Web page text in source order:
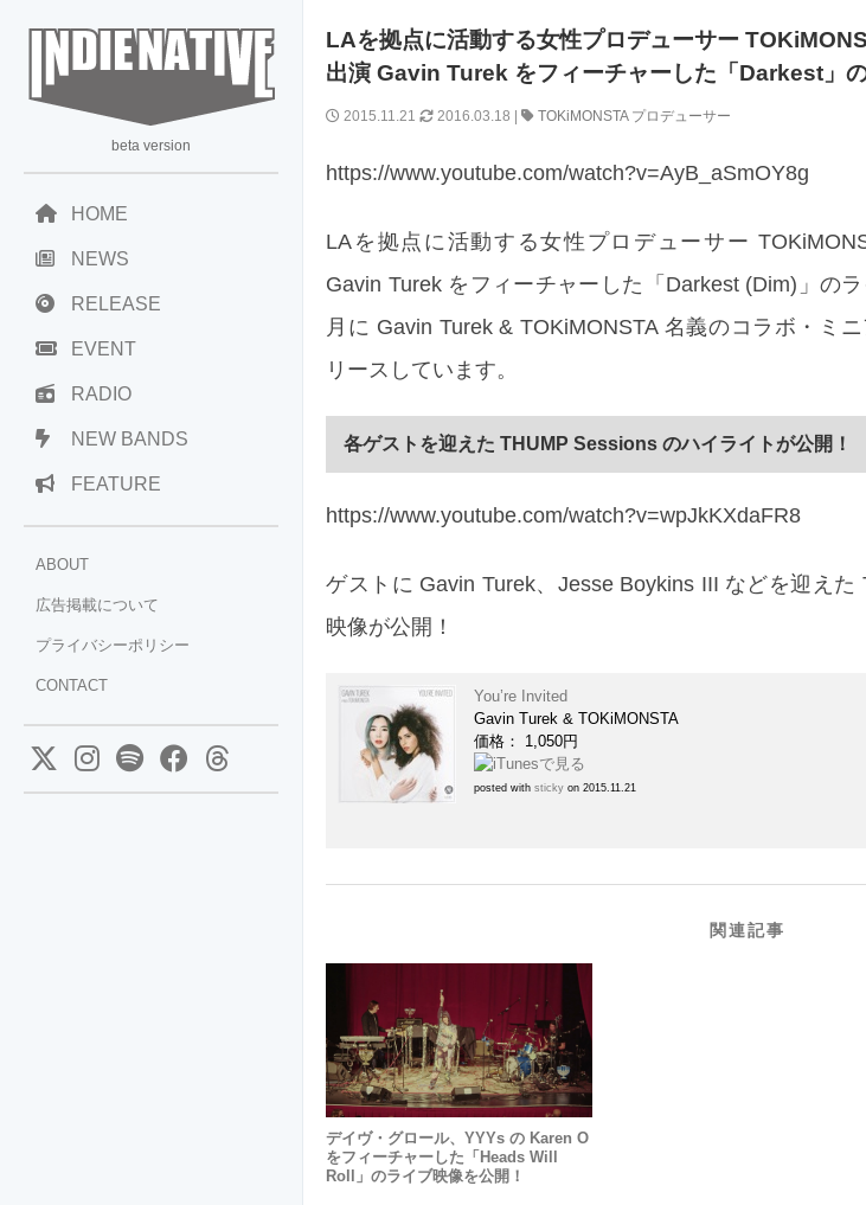
beta version
HOME
NEWS
RELEASE
EVENT
RADIO
NEW BANDS
FEATURE
ABOUT
広告掲載について
プライバシーポリシー
CONTACT
LAを拠点に活動する女性プロデューサー
出演 Gavin Turek をフィーチャーした「Darkest」
2015.11.21 2016.03.18 | TOKiMONSTA プロデューサー
https://www.youtube.com/watch?v=AyB_aSmOY8g
LAを拠点に活動する女性プロデューサー
Gavin Turek をフィーチャーした「Darkest (Dim)」の
月に Gavin Turek & TOKiMONSTA 名義のコラボ・ミ
リースしています。
各ゲストを迎えた THUMP Sessions のハイライトが公開！
https://www.youtube.com/watch?v=wpJkKXdaFR8
ゲストに Gavin Turek、Jesse Boykins III などを迎えた
映像が公開！
You’re Invited
Gavin Turek & TOKiMONSTA
価格： 1,050円
posted withsticky on 2015.11.21
関連記事
デイヴ・グロール、YYYs の Karen O
をフィーチャーした「Heads Will
Roll」のライブ映像を公開！